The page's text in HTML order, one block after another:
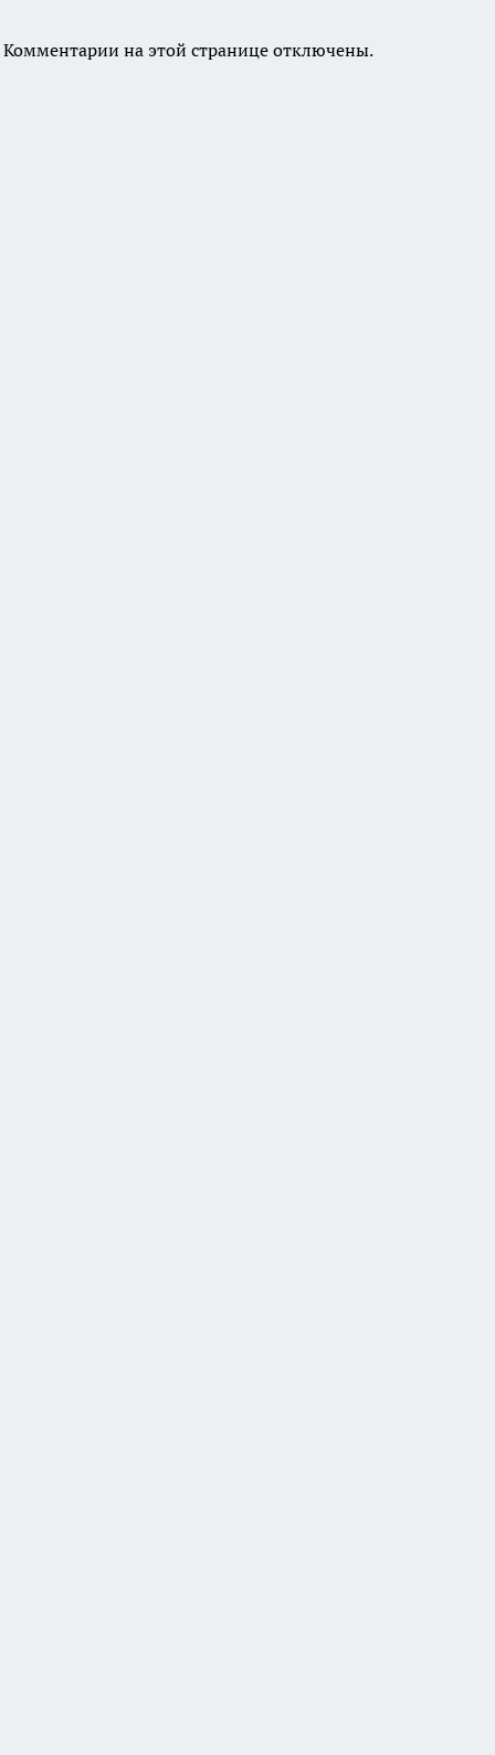
Комментарии на этой странице отключены.